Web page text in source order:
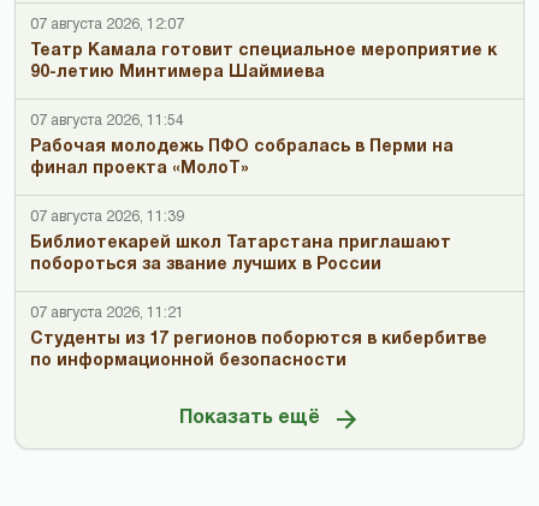
07 августа 2026, 12:07
Театр Камала готовит специальное мероприятие к
90-летию Минтимера Шаймиева
07 августа 2026, 11:54
Рабочая молодежь ПФО собралась в Перми на
финал проекта «МолоТ»
07 августа 2026, 11:39
Библиотекарей школ Татарстана приглашают
побороться за звание лучших в России
07 августа 2026, 11:21
Студенты из 17 регионов поборются в кибербитве
по информационной безопасности
Показать ещё